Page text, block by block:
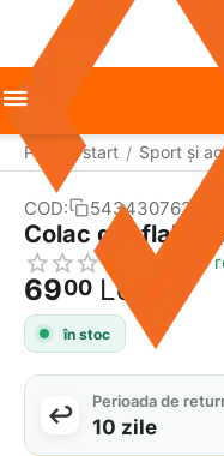
Pagina start / Sport și
COD: 543430762
Colac gonflabil
Scrie o
6900 Lei
în stoc
Perioada de
10 zile